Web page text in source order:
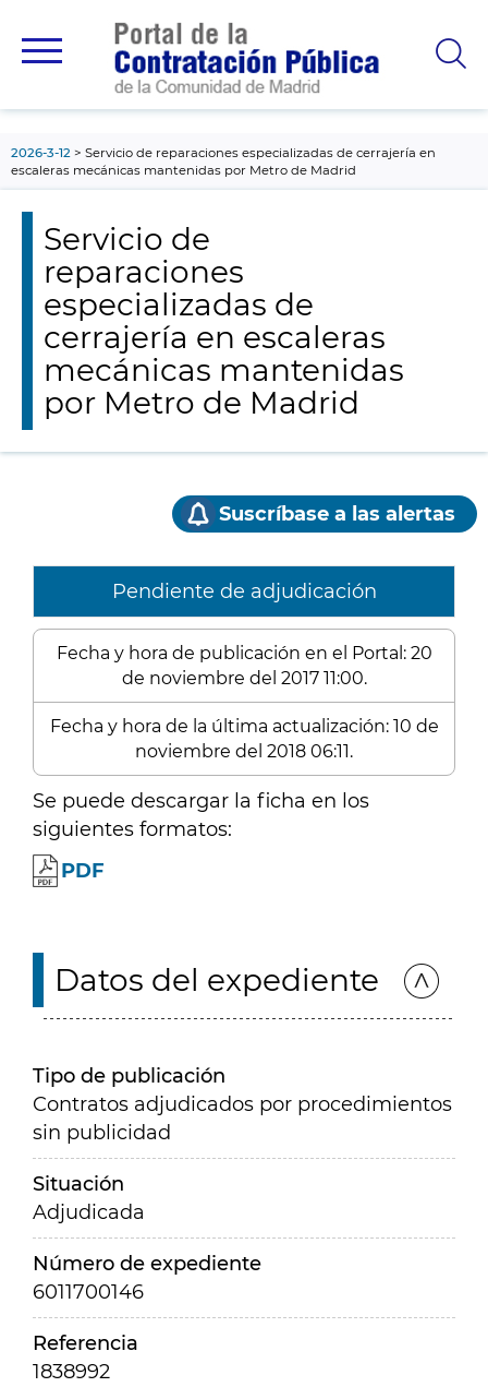
principal
2026-3-12
Servicio de reparaciones especializadas de cerrajería en
escaleras mecánicas mantenidas por Metro de Madrid
Servicio de
reparaciones
especializadas de
cerrajería en escaleras
mecánicas mantenidas
por Metro de Madrid
Suscríbase a las alertas
Pendiente de adjudicación
Fecha y hora de publicación en el Portal: 20
de noviembre del 2017 11:00.
Fecha y hora de la última actualización: 10 de
noviembre del 2018 06:11.
Se puede descargar la ficha en los
siguientes formatos:
PDF
Datos del expediente
Tipo de publicación
Contratos adjudicados por procedimientos
sin publicidad
Situación
Adjudicada
Número de expediente
6011700146
Referencia
1838992